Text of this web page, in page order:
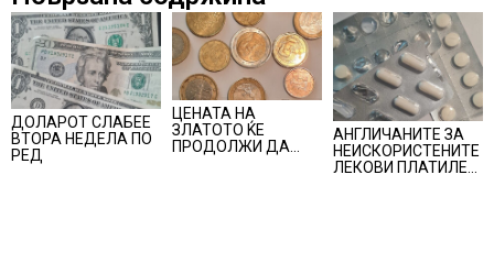
ДОЛАРОТ СЛАБЕЕ
ВТОРА НЕДЕЛА ПО
РЕД
ЦЕНАТА НА
ЗЛАТОТО ЌЕ
ПРОДОЛЖИ ДА
АНГЛИЧАНИТЕ ЗА
НЕИСКОРИСТЕНИТЕ
ЛЕКОВИ ПЛАТИЛЕ